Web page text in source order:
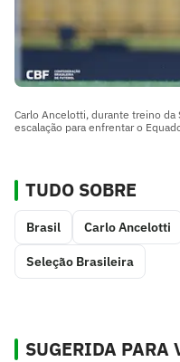
Carlo Ancelotti, durante treino da
escalação para enfrentar o
TUDO SOBRE
Brasil Carlo Ancelotti
Seleção Brasileira
SUGERIDA PARA